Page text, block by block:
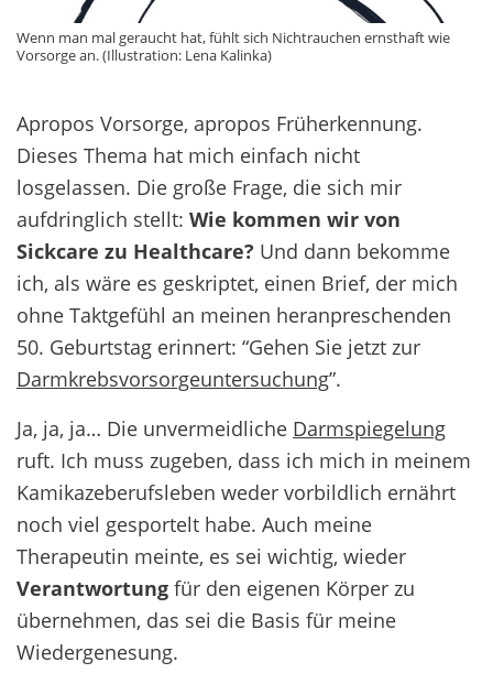
Wenn man mal geraucht hat, fühlt sich Nichtrauchen ernsthaft wie
Vorsorge an. (Illustration: Lena Kalinka)
Apropos Vorsorge, apropos Früherkennung.
Dieses Thema hat mich einfach nicht
losgelassen. Die große Frage, die sich mir
aufdringlich stellt: Wie kommen wir von
Sickcare zu Healthcare? Und dann bekomme
ich, als wäre es geskriptet, einen Brief, der mich
ohne Taktgefühl an meinen heranpreschenden
50. Geburtstag erinnert: “Gehen Sie jetzt zur
Darmkrebsvorsorgeuntersuchung”.
Ja, ja, ja… Die unvermeidliche Darmspiegelung
ruft. Ich muss zugeben, dass ich mich in meinem
Kamikazeberufsleben weder vorbildlich ernährt
noch viel gesportelt habe. Auch meine
Therapeutin meinte, es sei wichtig, wieder
Verantwortung für den eigenen Körper zu
übernehmen, das sei die Basis für meine
Wiedergenesung.